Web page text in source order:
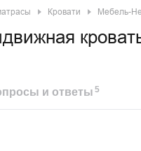
Мебель-
Кровати
и ответы 5